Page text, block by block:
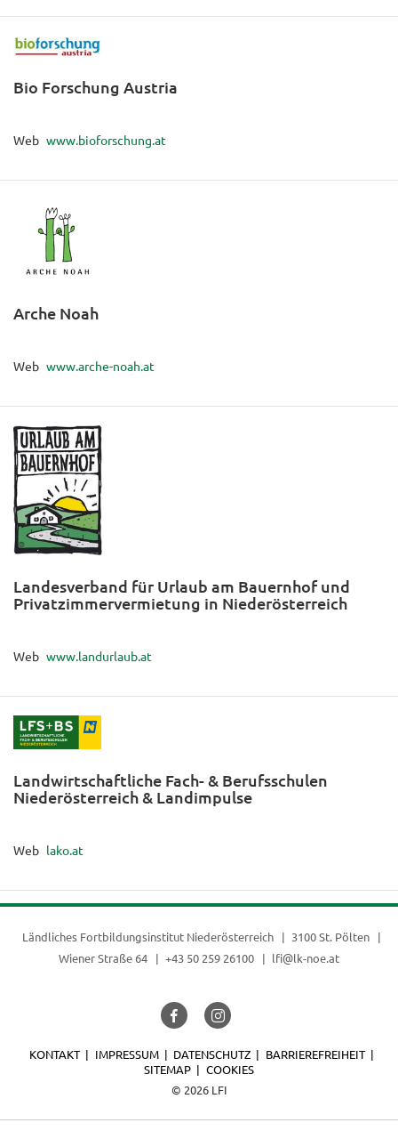
Bio Forschung Austria
Web www.bioforschung.at
Arche Noah
Web www.arche-noah.at
Landesverband für Urlaub am Bauernhof und
Privatzimmervermietung in Niederösterreich
Web www.landurlaub.at
Landwirtschaftliche Fach- & Berufsschulen
Niederösterreich & Landimpulse
Web lako.at
Ländliches Fortbildungsinstitut Niederösterreich
3100 St. Pölten
Wiener Straße 64
+43 50 259 26100 lfi@lk-noe.at
© 2026 LFI
KONTAKT IMPRESSUM DATENSCHUTZ
BARRIEREFREIHEIT
SITEMAP
COOKIES